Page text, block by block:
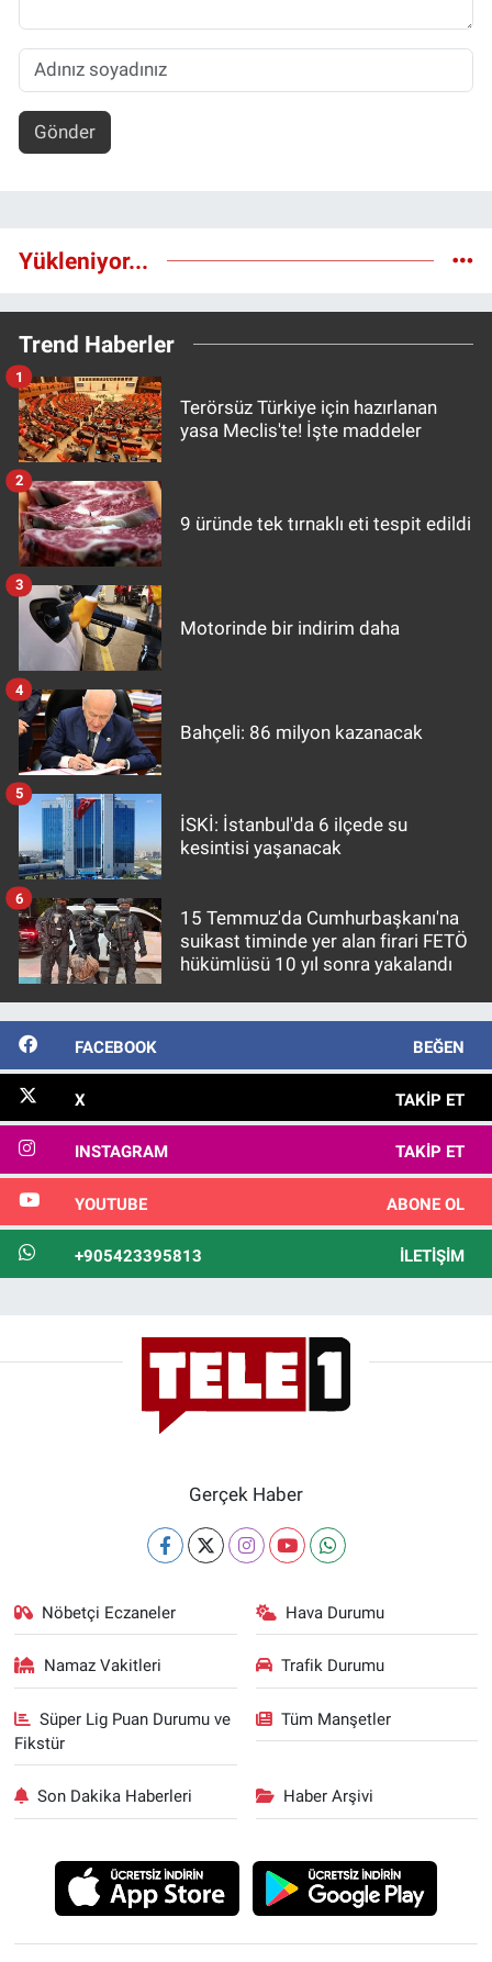
Gönder
Yükleniyor...
Trend Haberler
Terörsüz Türkiye için hazırlanan
yasa Meclis'te! İşte maddeler
1
9 üründe tek tırnaklı eti tespit edildi
2
Motorinde bir indirim daha
3
Bahçeli: 86 milyon kazanacak
4
İSKİ: İstanbul'da 6 ilçede su
kesintisi yaşanacak
5
15 Temmuz'da Cumhurbaşkanı'na
suikast timinde yer alan firari FETÖ
hükümlüsü 10 yıl sonra yakalandı
6
FACEBOOK BEĞEN
X TAKIP ET
INSTAGRAM TAKIP ET
YOUTUBE ABONE OL
+905423395813 İLETIŞIM
Gerçek Haber
Nöbetçi Eczaneler Hava Durumu
Namaz Vakitleri Trafik Durumu
Süper Lig Puan Durumu ve
Fikstür
Tüm Manşetler
Son Dakika Haberleri Haber Arşivi